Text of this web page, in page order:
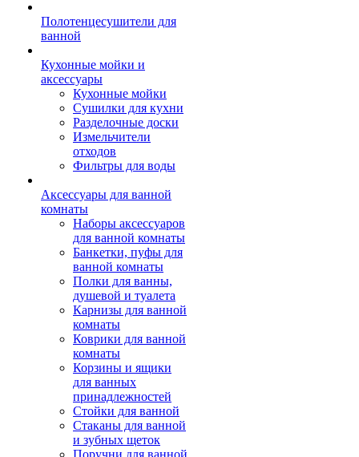
Полотенцесушители для
ванной
Кухонные мойки и
аксессуары
Кухонные мойки
Сушилки для кухни
Разделочные доски
Измельчители
отходов
Фильтры для воды
Аксессуары для ванной
комнаты
Наборы аксессуаров
для ванной комнаты
Банкетки, пуфы для
ванной комнаты
Полки для ванны,
душевой и туалета
Карнизы для ванной
комнаты
Коврики для ванной
комнаты
Корзины и ящики
для ванных
принадлежностей
Стойки для ванной
Стаканы для ванной
и зубных щеток
Поручни для ванной